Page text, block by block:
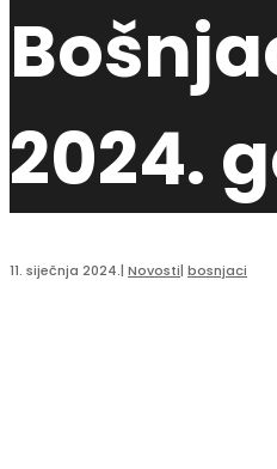
2024.
11. siječnja 2024.| Novosti| bosnjaci